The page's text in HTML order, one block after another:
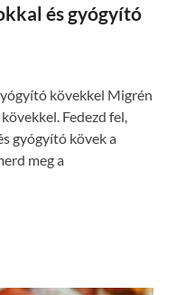
és gyógyító
kövekkel Migrén
Fedezd fel,
gyógyító kövek a
meg a